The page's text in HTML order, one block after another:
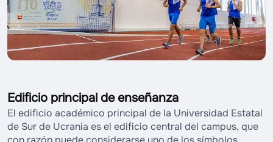
Edificio principal de enseñanza
El edificio académico principal de la Universidad Estatal
de Sur de Ucrania es el edificio central del campus, que